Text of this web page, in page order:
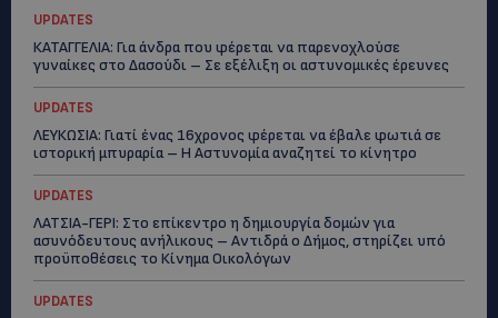
UPDATES
ΚΑΤΑΓΓΕΛΙΑ: Για άνδρα που φέρεται να παρενοχλούσε
γυναίκες στο Δασούδι – Σε εξέλιξη οι αστυνομικές έρευνες
UPDATES
ΛΕΥΚΩΣΙΑ: Γιατί ένας 16χρονος φέρεται να έβαλε φωτιά σε
ιστορική μπυραρία – Η Αστυνομία αναζητεί το κίνητρο
UPDATES
ΛΑΤΣΙΑ-ΓΕΡΙ: Στο επίκεντρο η δημιουργία δομών για
ασυνόδευτους ανήλικους – Αντιδρά ο Δήμος, στηρίζει υπό
προϋποθέσεις το Κίνημα Οικολόγων
UPDATES